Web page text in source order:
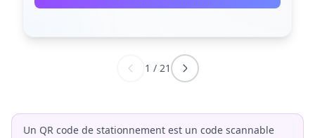
1 / 21
Un QR code de stationnement est un code scannable